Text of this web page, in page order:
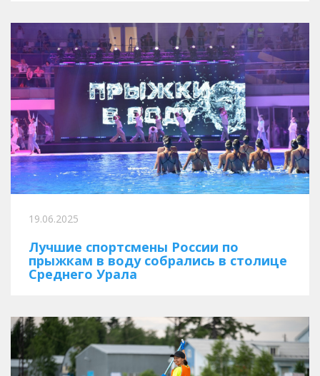
19.06.2025
Лучшие спортсмены России по
прыжкам в воду собрались в столице
Среднего Урала